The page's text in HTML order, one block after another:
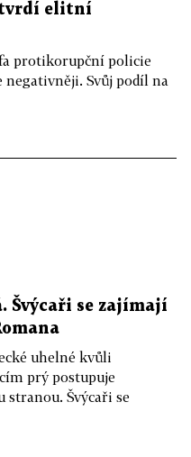
tvrdí elitní
protikorupční policie
Svůj podíl na
Švýcaři se zajímají
uhelné kvůli
prý postupuje
stranou. Švýcaři se